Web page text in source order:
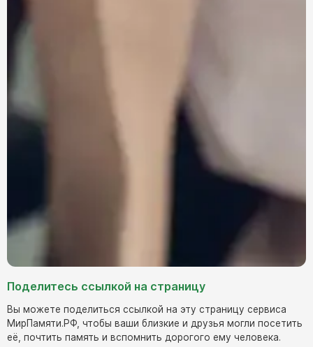
Поделитесь ссылкой на страницу
Вы можете поделиться ссылкой на эту страницу сервиса
МирПамяти.РФ, чтобы ваши близкие и друзья могли посетить
её, почтить память и вспомнить дорогого ему человека.